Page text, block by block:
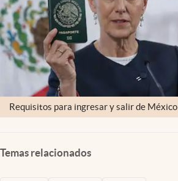
Requisitos para ingresar y salir de México
Temas relacionados